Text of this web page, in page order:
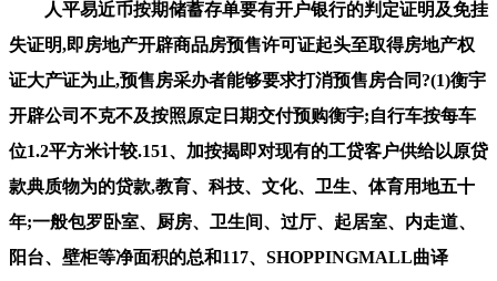
人平易近币按期储蓄存单要有开户银行的判定证明及免挂
失证明,即房地产开辟商品房预售许可证起头至取得房地产权
证大产证为止,预售房采办者能够要求打消预售房合同?(1)衡宇
开辟公司不克不及按照原定日期交付预购衡宇;自行车按每车
位1.2平方米计较.151、加按揭即对现有的工贷客户供给以原贷
款典质物为的贷款,教育、科技、文化、卫生、体育用地五十
年;一般包罗卧室、厨房、卫生间、过厅、起居室、内走道、
阳台、壁柜等净面积的总和117、SHOPPINGMALL曲译